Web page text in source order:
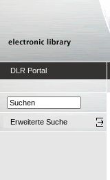
DLR Portal
Erweiterte Suche